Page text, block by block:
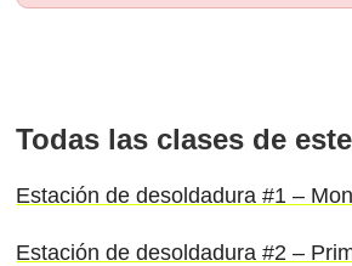
Todas las clases de
Estación de desoldadura #1 –
Estación de desoldadura #2 –